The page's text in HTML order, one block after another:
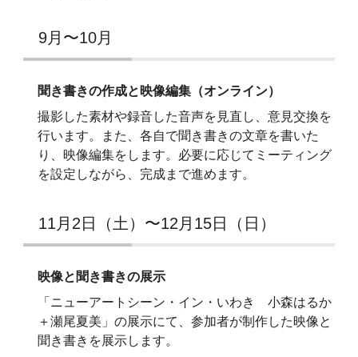
9月〜10月
聞き書きの作成と映像編集（オンライン）
撮影した素材や録音した音声を見直し、意見交換を
行います。また、各自で聞き書きの文章を書いた
り、映像編集をします。必要に応じてミーティング
を設定しながら、完成まで進めます。
11月2日（土）〜12月15日（日）
映像と聞き書きの展示
「ニューアートシーン・イン・いわき 小森はるか
＋瀬尾夏美」の展示にて、参加者が制作した映像と
聞き書きを展示します。